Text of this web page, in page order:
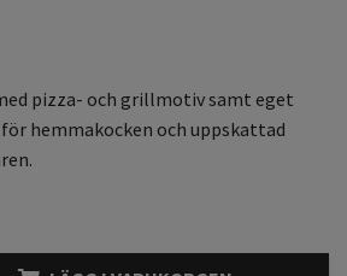
pizza- och grillmotiv samt eget
hemmakocken och uppskattad